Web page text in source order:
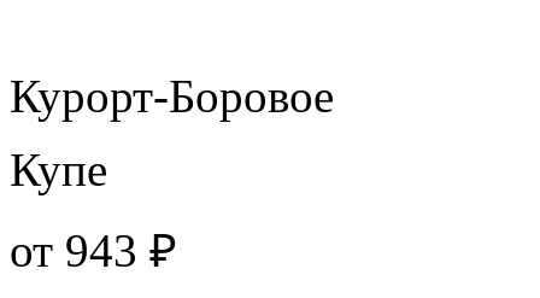
Курорт-Боровое
Купе
от 943 ₽